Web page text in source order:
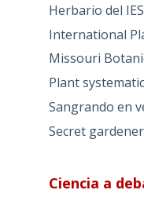
Herbario del
International
Missouri
Plant
Sangrando en
Secret gardener
Ciencia a